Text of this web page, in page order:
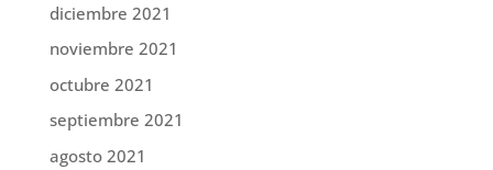
diciembre 2021
noviembre 2021
octubre 2021
septiembre 2021
agosto 2021